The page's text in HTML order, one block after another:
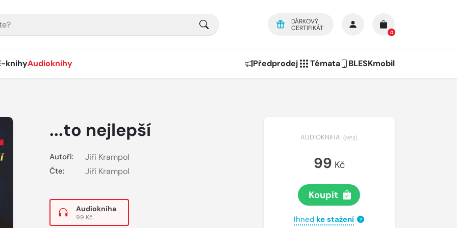
DÁRKOVÝ
CERTIFIKÁT
0
knihyAudioknihy Předprodej Témata BLESKmobil
...to nejlepší
Autoři: Jiří Krampol
Čte: Jiří Krampol
Audiokniha
99 Kč
AUDIOKNIHA (MP3)
99 Kč
Koupit
Ihned ke stažení ?